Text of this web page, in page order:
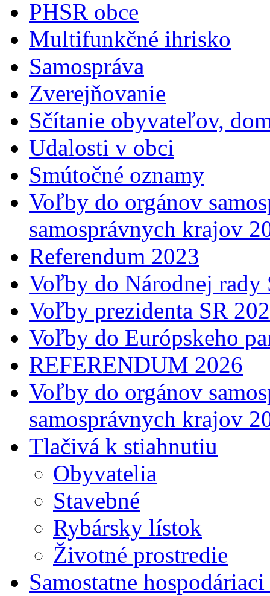
PHSR obce
Multifunkčné ihrisko
Samospráva
Zverejňovanie
Sčítanie obyvateľov,
Udalosti v obci
Smútočné oznamy
Voľby do orgánov
samosprávnych krajov
Referendum 2023
Voľby do Národnej
Voľby prezidenta SR
Voľby do Európskeho
REFERENDUM 2026
Voľby do orgánov
samosprávnych krajov
Tlačivá k stiahnutiu
Obyvatelia
Stavebné
Rybársky lístok
Životné prostredie
Samostatne